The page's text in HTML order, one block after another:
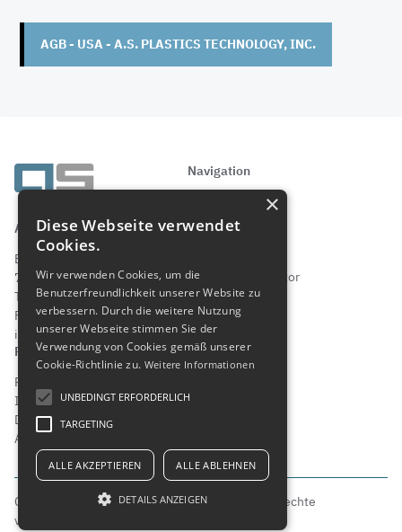
AGB - USA - A.S. PLASTICS TECHNOLOGY, INC.
AS Strömungstechnik GmbH
Elly-Beinhorn-Straße 7
73760 Ostfildern, Germany
Tel. (+49) 0711-22 05 48-0
Fax. (+49) 0711-22 05 48-29
info@asstroemungstechnik.de
Navigation
Produkte
Produktkonfigurator
Chembank
Kontakt
Rechtliches
Patente und Warenzeichen
Impressum
Datenschutz
AGB
Soziale Kanäle
YouTube
Copyright © AS Strömungstechnik GmbH. Alle Rechte
vorbehalten.
×
Diese Webseite verwendet
Cookies.
Wir verwenden Cookies, um die
Benutzerfreundlichkeit unserer Website zu
verbessern. Durch die weitere Nutzung
unserer Webseite stimmen Sie der
Verwendung von Cookies gemäß unserer
Cookie-Richtlinie zu. Weitere Informationen
UNBEDINGT ERFORDERLICH
TARGETING
ALLE AKZEPTIEREN ALLE ABLEHNEN
DETAILS ANZEIGEN